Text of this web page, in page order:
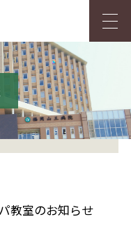
採用情報
教室のお知らせ